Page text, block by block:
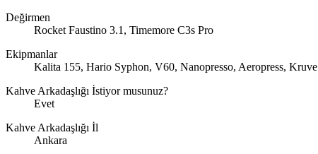
Değirmen
Rocket Faustino 3.1, Timemore C3s Pro
Ekipmanlar
Kalita 155, Hario Syphon, V60, Nanopresso, Aeropress,
Kahve Arkadaşlığı İstiyor musunuz?
Evet
Kahve Arkadaşlığı İl
Ankara